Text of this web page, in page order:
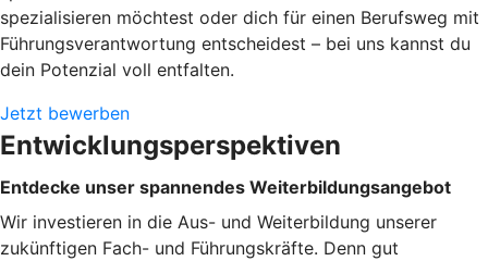
spezialisieren möchtest oder dich für einen Berufsweg mit
Führungsverantwortung entscheidest – bei uns kannst du
dein Potenzial voll entfalten.
Jetzt bewerben
Entwicklungsperspektiven
Entdecke unser spannendes Weiterbildungsangebot
Wir investieren in die Aus- und Weiterbildung unserer
zukünftigen Fach- und Führungskräfte. Denn gut